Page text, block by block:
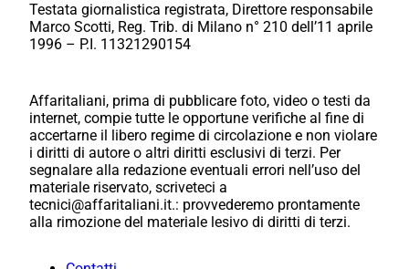
Testata giornalistica registrata, Direttore responsabile
Marco Scotti, Reg. Trib. di Milano n° 210 dell’11 aprile
1996 – P.I. 11321290154
Affaritaliani, prima di pubblicare foto, video o testi da
internet, compie tutte le opportune verifiche al fine di
accertarne il libero regime di circolazione e non violare
i diritti di autore o altri diritti esclusivi di terzi. Per
segnalare alla redazione eventuali errori nell’uso del
materiale riservato, scriveteci a
tecnici@affaritaliani.it.: provvederemo prontamente
alla rimozione del materiale lesivo di diritti di terzi.